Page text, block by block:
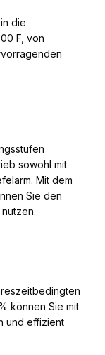
die
F, von
sowohl mit
Mit dem
Sie den
können Sie mit
und effizient